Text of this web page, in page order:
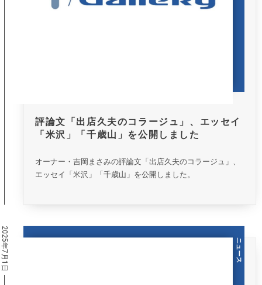
評論文「出店久夫のコラージュ」、エッセイ
「米沢」「千歳山」を公開しました
オーナー・吉岡まさみの評論文「出店久夫のコラージュ」、
エッセイ「米沢」「千歳山」を公開しました。
ニュース
2025年7月1日